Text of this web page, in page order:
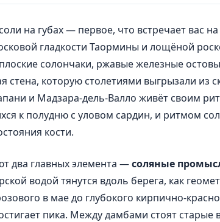
на губах — первое, что встречает вас
гладкости Таормины и лощёной
солончаки, ржавые железные
стена, которую столетиями выгрызали из
и Мадзара-дель-Валло живёт своим
к полудню с уловом сардин, и ритмом
кости.
два главных элемента —соляные
водой тянутся вдоль берега, как
в мае до глубокого кирпично-
пика. Между дамбами стоят старые